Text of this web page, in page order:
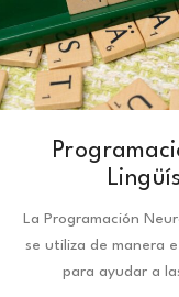
La Programación
se utiliza de manera
para ayudar a